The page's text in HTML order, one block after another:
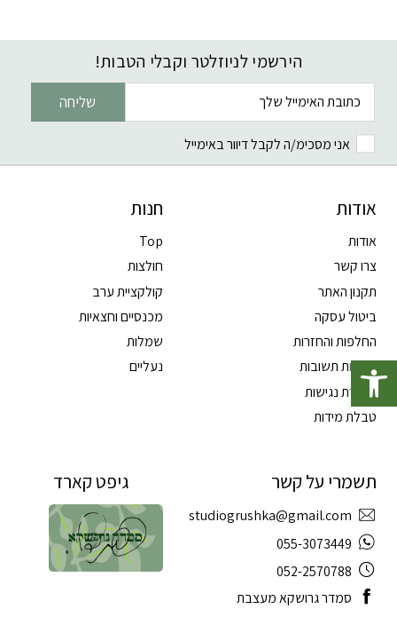
פתח סרגל נגישות
הירשמי לניוזלטר וקבלי הטבות!
שליחה
אני מסכימ/ה לקבל דיוור באימייל
אודות
אודות
צרו קשר
תקנון האתר
ביטול עסקה
החלפות והחזרות
שאלות תשובות
הצהרת נגישות
טבלת מידות
חנות
Top
חולצות
קולקציית ערב
מכנסיים וחצאיות
שמלות
נעליים
תשמרי על קשר
studiogrushka@gmail.com
055-3073449
052-2570788
סמדר גרושקא מעצבת
גיפט קארד